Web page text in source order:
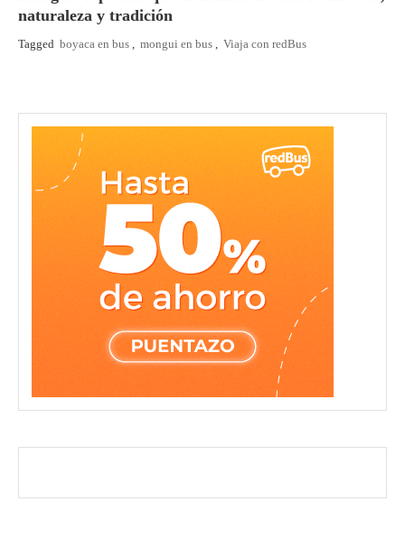
naturaleza y tradición
Tagged boyaca en bus , mongui en bus , Viaja con redBus